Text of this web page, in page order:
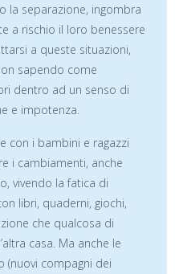
la separazione, ingombra
a rischio il loro benessere
a queste situazioni,
sapendo come
dentro ad un senso di
e impotenza.
con i bambini e ragazzi
i cambiamenti, anche
vivendo la fatica di
libri, quaderni, giochi,
che qualcosa di
casa. Ma anche le
(nuovi compagni dei